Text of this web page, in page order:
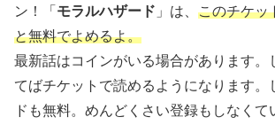
ン！
「 モラルハザード 」は、 このチケッ
と無料でよめるよ。
最新話はコインがいる場合があります。
てばチケットで読めるようになります。
ドも無料。めんどくさい登録もしなくて